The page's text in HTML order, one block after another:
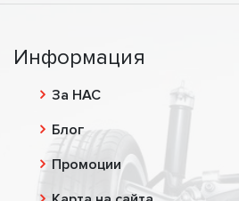
Информация
За НАС
Блог
Промоции